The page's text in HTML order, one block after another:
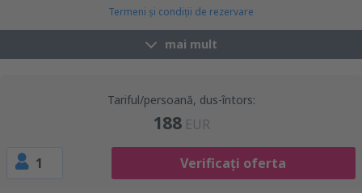
Termeni şi condiţii de rezervare
mai mult
Tariful/persoană, dus-întors:
188 EUR
1 Verificați oferta